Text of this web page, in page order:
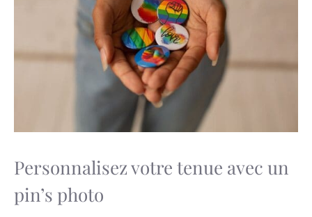
Personnalisez votre tenue avec un
pin’s photo